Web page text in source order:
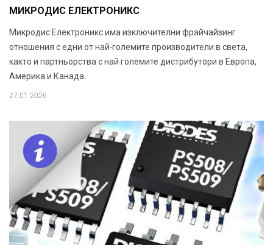
МИКРОДИС ЕЛЕКТРОНИКС
Микродис Електроникс има изключителни фрайчайзинг
отношения с едни от най-големите производители в света,
както и партньорства с най големите дистрибутори в Европа,
Америка и Канада.
27.01.2026